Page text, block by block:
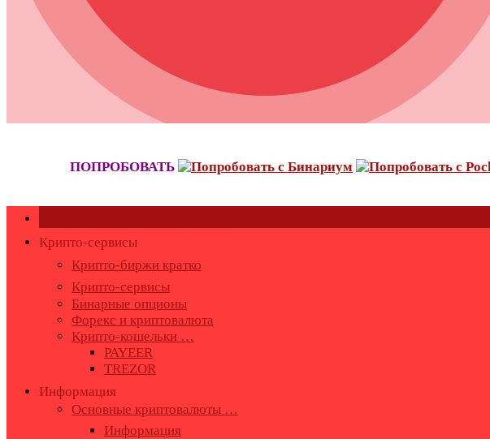
ПОПРОБОВАТЬ
Крипто-сервисы
Крипто-биржи кратко
Крипто-сервисы
Бинарные опционы
Форекс и криптовалюта
Крипто-кошельки …
PAYEER
TREZOR
Информация
Основные криптовалюты …
Информация